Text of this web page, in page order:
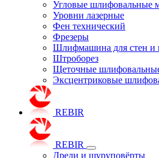
Угловые шлифовальные
Уровни лазерные
Фен технический
Фрезеры
Шлифмашина для стен и
Штроборез
Щеточные
Эксцентриковые
REBIR
REBIR
Дрели и шуруповёрты